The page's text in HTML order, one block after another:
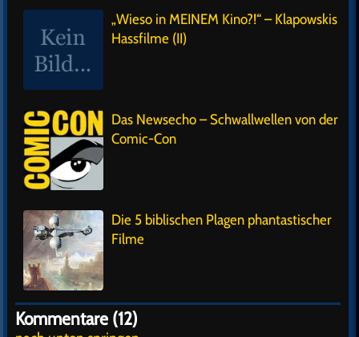
„Wieso in MEINEM Kino?!“ – Klapowskis
Hassfilme (II)
Das Newsecho – Schwallwellen von der
Comic-Con
Die 5 biblischen Plagen phantastischer
Filme
Kommentare (12)